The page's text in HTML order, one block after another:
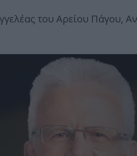
του Αρείου Πάγου,